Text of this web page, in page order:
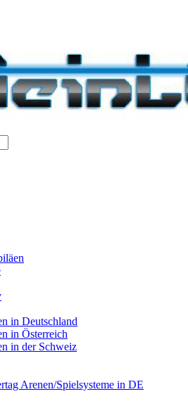
in Deutschland
in Österreich
in der Schweiz
Arenen/Spielsysteme in DE